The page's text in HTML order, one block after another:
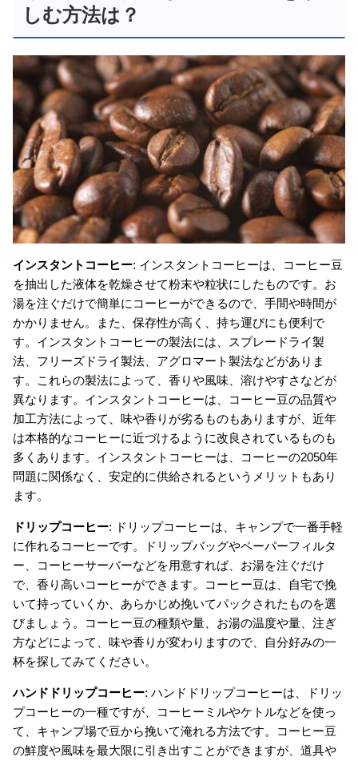
しむ方法は？
インスタントコーヒー: インスタントコーヒーは、コーヒー豆
を抽出した液体を乾燥させて粉末や粒状にしたものです。お
湯を注ぐだけで簡単にコーヒーができるので、手間や時間が
かかりません。また、保存性が高く、持ち運びにも便利で
す。インスタントコーヒーの製法には、スプレードライ製
法、フリーズドライ製法、アグロマート製法などがありま
す。これらの製法によって、香りや風味、溶けやすさなどが
異なります。インスタントコーヒーは、コーヒー豆の品質や
加工方法によって、味や香りが劣るものもありますが、近年
は本格的なコーヒーに近づけるように改良されているものも
多くあります。インスタントコーヒーは、コーヒーの2050年
問題に関係なく、安定的に供給されるというメリットもあり
ます。
ドリップコーヒー: ドリップコーヒーは、キャンプで一番手軽
に作れるコーヒーです。ドリップバッグやペーパーフィルタ
ー、コーヒーサーバーなどを用意すれば、お湯を注ぐだけ
で、香り高いコーヒーができます。コーヒー豆は、自宅で挽
いて持っていくか、あらかじめ挽いてパックされたものを選
びましょう。コーヒー豆の種類や量、お湯の温度や量、注ぎ
方などによって、味や香りが変わりますので、自分好みの一
杯を探してみてください。
ハンドドリップコーヒー: ハンドドリップコーヒーは、ドリッ
プコーヒーの一種ですが、コーヒーミルやケトルなどを使っ
て、キャンプ場で豆から挽いて淹れる方法です。コーヒー豆
の鮮度や風味を最大限に引き出すことができますが、道具や